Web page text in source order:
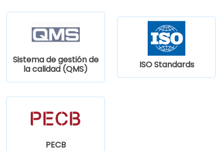
Sistema de gestión de
la calidad (QMS)
ISO Standards
PECB